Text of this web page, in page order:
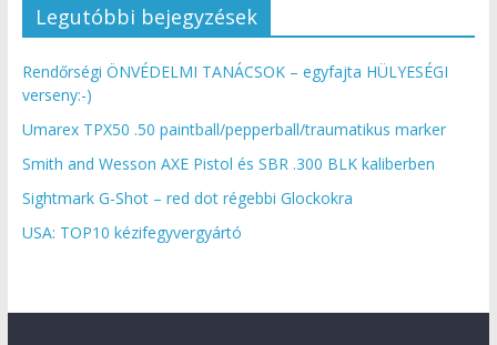
Legutóbbi bejegyzések
Rendőrségi ÖNVÉDELMI TANÁCSOK – egyfajta HÜLYESÉGI
verseny:-)
Umarex TPX50 .50 paintball/pepperball/traumatikus marker
Smith and Wesson AXE Pistol és SBR .300 BLK kaliberben
Sightmark G-Shot – red dot régebbi Glockokra
USA: TOP10 kézifegyvergyártó